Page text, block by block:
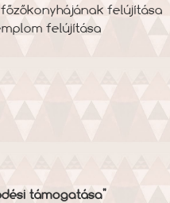
felújítása
felújítása
támogatása"